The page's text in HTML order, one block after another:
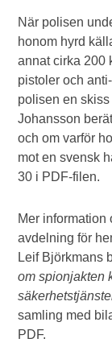
När polisen
honom hyrd
annat cirka 200
pistoler och
polisen en
Johansson
och om varför
mot en svensk
30 i PDF-filen.
Mer information
avdelning för
Leif Björkmans
om spionjakten
samling med
PDF.